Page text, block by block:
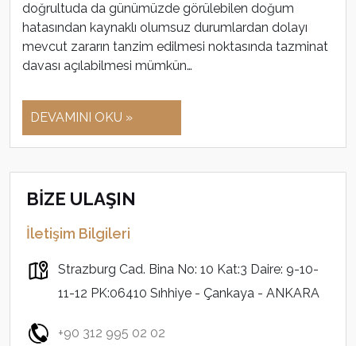
doğrultuda da günümüzde görülebilen doğum
hatasından kaynaklı olumsuz durumlardan dolayı
mevcut zararın tanzim edilmesi noktasında tazminat
davası açılabilmesi mümkün…
DEVAMINI OKU »
BİZE ULAŞIN
İletişim Bilgileri
Strazburg Cad. Bina No: 10 Kat:3 Daire: 9-10-
11-12 PK:06410 Sıhhiye - Çankaya - ANKARA
+90 312 995 02 02